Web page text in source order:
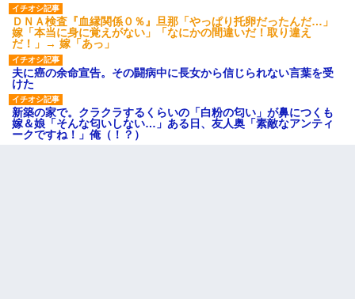
ＤＮＡ検査『血縁関係０％』旦那「やっぱり托卵だったんだ…」
嫁「本当に身に覚えがない」「なにかの間違いだ！取り違え
だ！」→ 嫁「あっ」
夫に癌の余命宣告。その闘病中に長女から信じられない言葉を受
けた
新築の家で。クラクラするくらいの「白粉の匂い」が鼻につくも
嫁＆娘「そんな匂いしない…」ある日、友人奥「素敵なアンティ
ークですね！」俺（！？）